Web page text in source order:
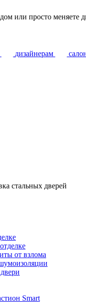
или просто
дизайнерам
стальных дверей
от взлома
Smart